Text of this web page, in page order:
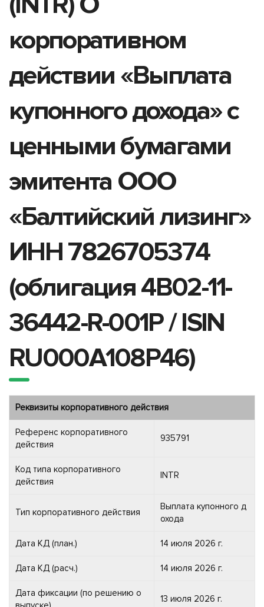
корпоративном
действии «Выплата
купонного дохода» с
ценными бумагами
эмитента ООО
«Балтийский лизинг»
ИНН 7826705374
(облигация 4B02-11-
36442-R-001P / ISIN
RU000A108P46)
Реквизиты корпоративного действия
Референс корпоративного
действия
935791
Код типа корпоративного
действия
INTR
Тип корпоративного действия
Выплата купонного д
охода
Дата КД (план.) 14 июля 2026 г.
Дата КД (расч.) 14 июля 2026 г.
Дата фиксации (по решению о
13 июля 2026 г.